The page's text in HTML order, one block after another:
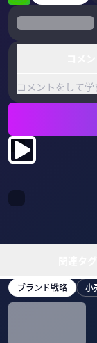
コメントをして
ブランド戦略 小